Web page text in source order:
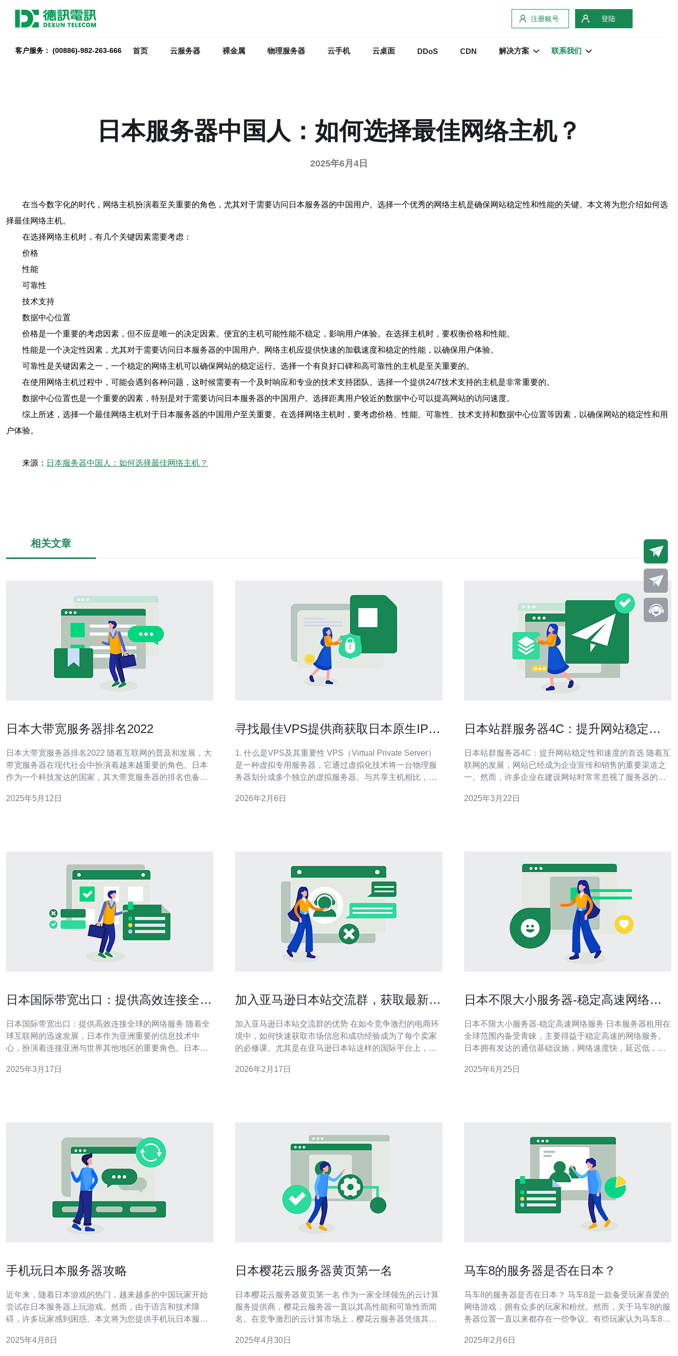
注册账号 登陆
客户服务： (00886)-982-263-666 首页 云服务器 裸金属 物理服务器 云手机 云桌面 DDoS CDN 解决方案 联系我们
日本服务器中国人：如何选择最佳网络主机？
2025年6月4日
在当今数字化的时代，网络主机扮演着至关重要的角色，尤其对于需要访问日本服务器的中国用户。选择一个优秀的网络主机是确保网站稳定性和性能的关键。本文将为您介绍如何选
择最佳网络主机。
在选择网络主机时，有几个关键因素需要考虑：
价格
性能
可靠性
技术支持
数据中心位置
价格是一个重要的考虑因素，但不应是唯一的决定因素。便宜的主机可能性能不稳定，影响用户体验。在选择主机时，要权衡价格和性能。
性能是一个决定性因素，尤其对于需要访问日本服务器的中国用户。网络主机应提供快速的加载速度和稳定的性能，以确保用户体验。
可靠性是关键因素之一，一个稳定的网络主机可以确保网站的稳定运行。选择一个有良好口碑和高可靠性的主机是至关重要的。
在使用网络主机过程中，可能会遇到各种问题，这时候需要有一个及时响应和专业的技术支持团队。选择一个提供24/7技术支持的主机是非常重要的。
数据中心位置也是一个重要的因素，特别是对于需要访问日本服务器的中国用户。选择距离用户较近的数据中心可以提高网站的访问速度。
综上所述，选择一个最佳网络主机对于日本服务器的中国用户至关重要。在选择网络主机时，要考虑价格、性能、可靠性、技术支持和数据中心位置等因素，以确保网站的稳定性和用
户体验。
来源： 日本服务器中国人：如何选择最佳网络主机？
相关文章
日本大带宽服务器排名2022
日本大带宽服务器排名2022 随着互联网的普及和发展，大
带宽服务器在现代社会中扮演着越来越重要的角色。日本
作为一个科技发达的国家，其大带宽服务器的排名也备受
据最新的调查数据显示，2022年日本大带宽服务器排名前
2025年5月12日
寻找最佳VPS提供商获取日本原生IP的
1. 什么是VPS及其重要性 VPS（Virtual Private Server）
是一种虚拟专用服务器，它通过虚拟化技术将一台物理服
务器划分成多个独立的虚拟服务器。与共享主机相比，
稳定、高速连接的用户，尤其是希望获取日本原生IP的用
2026年2月6日
日本站群服务器4C：提升网站稳定性
日本站群服务器4C：提升网站稳定性和速度的首选 随着互
联网的发展，网站已经成为企业宣传和销售的重要渠道之
一。然而，许多企业在建设网站时常常忽视了服务器的选
行来说是至关重要的。 日本站群服务器4C是一种高性能的
2025年3月22日
日本国际带宽出口：提供高效连接全球
日本国际带宽出口：提供高效连接全球的网络服务 随着全
球互联网的迅速发展，日本作为亚洲重要的信息技术中
心，扮演着连接亚洲与世界其他地区的重要角色。日本国
网络服务。 作为全球第三大经济体，日本在互联网和信息
2025年3月17日
加入亚马逊日本站交流群，获取最新市
加入亚马逊日本站交流群的优势 在如今竞争激烈的电商环
境中，如何快速获取市场信息和成功经验成为了每个卖家
的必修课。尤其是在亚马逊日本站这样的国际平台上，了
群，不仅能让你获取最新的信息，还能让你与其他成功卖
2026年2月17日
日本不限大小服务器-稳定高速网络服
日本不限大小服务器-稳定高速网络服务 日本服务器租用在
全球范围内备受青睐，主要得益于稳定高速的网络服务。
日本拥有发达的通信基础设施，网络速度快，延迟低，是
不限大小服务器意味着用户可以根据自己的需求随时扩展
2025年6月25日
手机玩日本服务器攻略
近年来，随着日本游戏的热门，越来越多的中国玩家开始
尝试在日本服务器上玩游戏。然而，由于语言和技术障
碍，许多玩家感到困惑。本文将为您提供手机玩日本服务
一款适合手机玩的日本游戏。您可以在各大应用商店中搜
2025年4月8日
日本樱花云服务器黄页第一名
日本樱花云服务器黄页第一名 作为一家全球领先的云计算
服务提供商，樱花云服务器一直以其高性能和可靠性而闻
名。在竞争激烈的云计算市场上，樱花云服务器凭借其卓
第一名。 樱花云服务器采用先进的技术和硬件设备，提供
2025年4月30日
马车8的服务器是否在日本？
马车8的服务器是否在日本？ 马车8是一款备受玩家喜爱的
网络游戏，拥有众多的玩家和粉丝。然而，关于马车8的服
务器位置一直以来都存在一些争议。有些玩家认为马车8的
服务器到底在哪里呢？ 有一些玩家声称他们在游戏中的延
2025年2月6日